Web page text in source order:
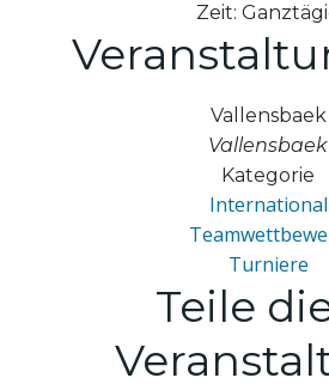
Zeit:
Vallensbaek
Vallensbaek
Kategorie
International
Turniere
Teile